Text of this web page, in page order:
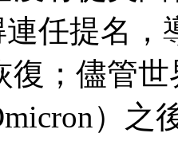
連任提名
復；儘管
）之